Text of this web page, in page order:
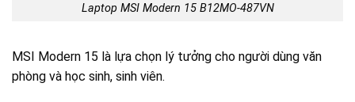
Laptop MSI Modern 15 B12MO-487VN
MSI Modern 15 là lựa chọn lý tưởng cho người dùng văn
phòng và học sinh, sinh viên.